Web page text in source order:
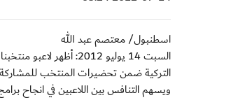
اسطنبول/ معتصم عبد الله
التركية ضمن تحضيرات المنتخب للمشاركة في
ويسهم التنافس بين اللاعبين في انجاح